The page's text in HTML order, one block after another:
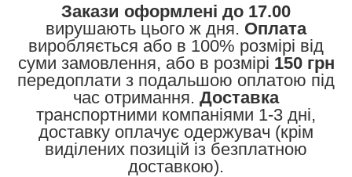
Закази оформлені до 17.00
вирушають цього ж дня. Оплата
виробляється або в 100% розмірі від
суми замовлення, або в розмірі 150 грн
передоплати з подальшою оплатою під
час отримання. Доставка
транспортними компаніями 1-3 дні,
доставку оплачує одержувач (крім
виділених позицій із безплатною
доставкою).